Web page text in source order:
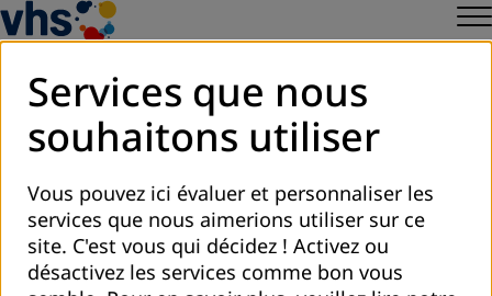
Register to Newsletter
Paramètres des cookies
Services que nous
souhaitons utiliser
Vous pouvez ici évaluer et personnaliser les
services que nous aimerions utiliser sur ce
site. C'est vous qui décidez ! Activez ou
désactivez les services comme bon vous